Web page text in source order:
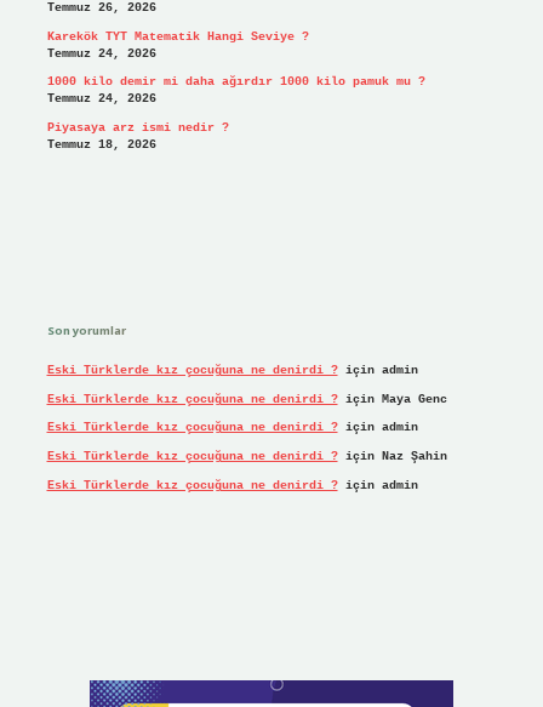
Temmuz 26, 2026
Karekök TYT Matematik Hangi Seviye ?
Temmuz 24, 2026
1000 kilo demir mi daha ağırdır 1000 kilo pamuk mu ?
Temmuz 24, 2026
Piyasaya arz ismi nedir ?
Temmuz 18, 2026
Son yorumlar
Eski Türklerde kız çocuğuna ne denirdi ?için admin
Eski Türklerde kız çocuğuna ne denirdi ?için Maya Genc
Eski Türklerde kız çocuğuna ne denirdi ?için admin
Eski Türklerde kız çocuğuna ne denirdi ?için Naz Şahin
Eski Türklerde kız çocuğuna ne denirdi ?için admin